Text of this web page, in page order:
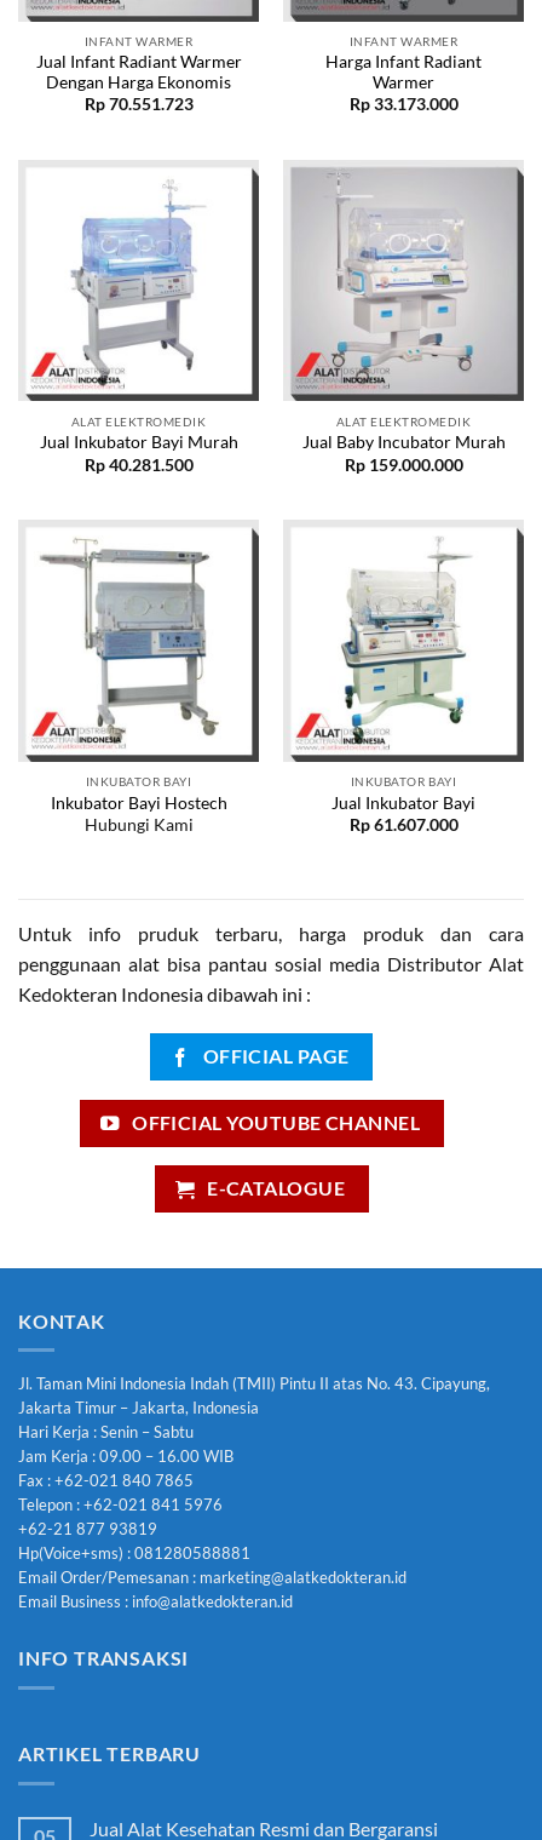
INFANT WARMER
Jual Infant Radiant Warmer
Dengan Harga Ekonomis
Rp70.551.723
INFANT WARMER
Harga Infant Radiant
Warmer
Rp33.173.000
ALAT ELEKTROMEDIK
Jual Inkubator Bayi Murah
Rp40.281.500
ALAT ELEKTROMEDIK
Jual Baby Incubator Murah
Rp159.000.000
INKUBATOR BAYI
Inkubator Bayi Hostech
Hubungi Kami
INKUBATOR BAYI
Jual Inkubator Bayi
Rp61.607.000
Untuk info pruduk terbaru, harga produk dan cara
penggunaan alat bisa pantau sosial media Distributor Alat
Kedokteran Indonesia dibawah ini :
OFFICIAL PAGE
OFFICIAL YOUTUBE CHANNEL
E-CATALOGUE
KONTAK
Jl. Taman Mini Indonesia Indah (TMII) Pintu II atas No. 43. Cipayung,
Jakarta Timur – Jakarta, Indonesia
Hari Kerja : Senin – Sabtu
Jam Kerja : 09.00 – 16.00 WIB
Fax : +62-021 840 7865
Telepon : +62-021 841 5976
+62-21 877 93819
Hp(Voice+sms) : 081280588881
Email Order/Pemesanan : marketing@alatkedokteran.id
Email Business : info@alatkedokteran.id
INFO TRANSAKSI
ARTIKEL TERBARU
05 Jual Alat Kesehatan Resmi dan Bergaransi